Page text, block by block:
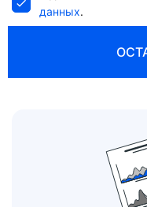
данных.